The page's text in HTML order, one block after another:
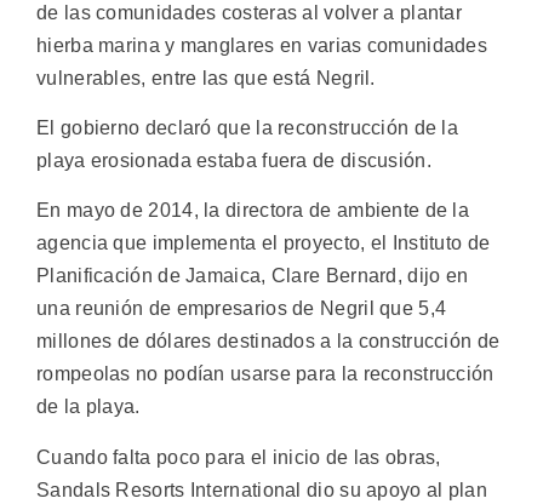
de las comunidades costeras al volver a plantar
hierba marina y manglares en varias comunidades
vulnerables, entre las que está Negril.
El gobierno declaró que la reconstrucción de la
playa erosionada estaba fuera de discusión.
En mayo de 2014, la directora de ambiente de la
agencia que implementa el proyecto, el Instituto de
Planificación de Jamaica, Clare Bernard, dijo en
una reunión de empresarios de Negril que 5,4
millones de dólares destinados a la construcción de
rompeolas no podían usarse para la reconstrucción
de la playa.
Cuando falta poco para el inicio de las obras,
Sandals Resorts International dio su apoyo al plan